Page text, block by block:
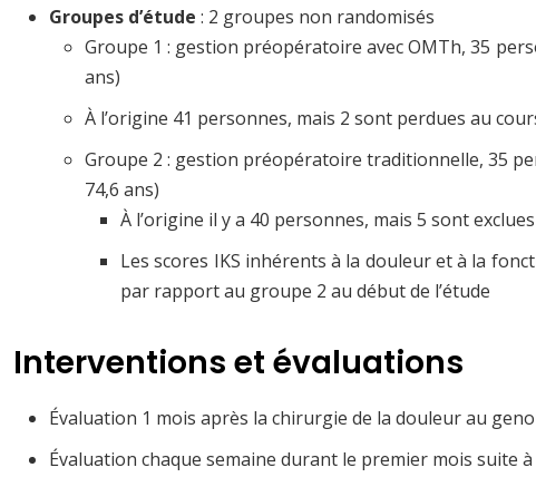
Groupes d’étude : 2 groupes non randomisés
Groupe 1 : gestion préopératoire avec OMTh, 35
ans)
À l’origine 41 personnes, mais 2 sont perdues au
Groupe 2 : gestion préopératoire traditionnelle, 35
74,6 ans)
À l’origine il y a 40 personnes, mais 5 sont exclues
Les scores IKS inhérents à la douleur et à la
par rapport au groupe 2 au début de l’étude
Interventions et évaluations
Évaluation 1 mois après la chirurgie de la douleur au
Évaluation chaque semaine durant le premier mois suite